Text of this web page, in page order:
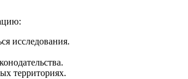
исследования.
территориях.